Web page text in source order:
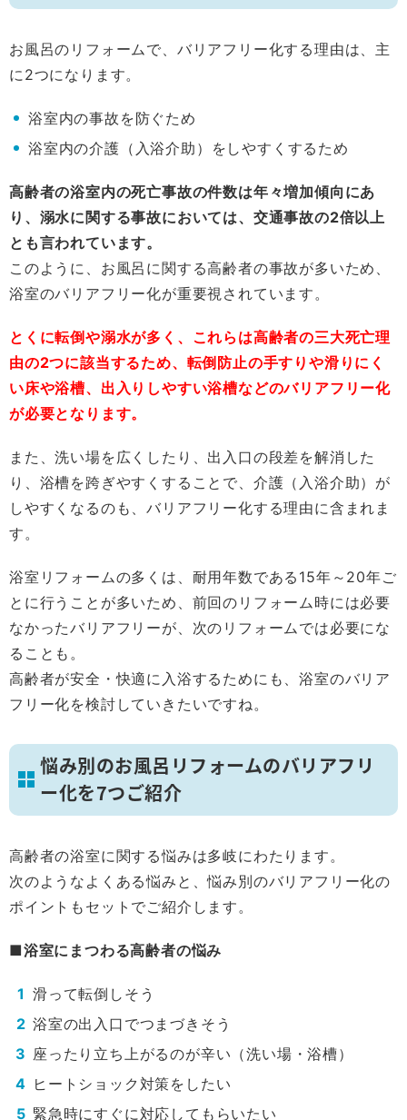
お風呂のリフォームで、バリアフリー化する理由は、主
に2つになります。
浴室内の事故を防ぐため
浴室内の介護（入浴介助）をしやすくするため
高齢者の浴室内の死亡事故の件数は年々増加傾向にあ
り、溺水に関する事故においては、交通事故の2倍以上
とも言われています。
このように、お風呂に関する高齢者の事故が多いため、
浴室のバリアフリー化が重要視されています。
とくに転倒や溺水が多く、これらは高齢者の三大死亡理
由の2つに該当するため、転倒防止の手すりや滑りにく
い床や浴槽、出入りしやすい浴槽などのバリアフリー化
が必要となります。
また、洗い場を広くしたり、出入口の段差を解消した
り、浴槽を跨ぎやすくすることで、介護（入浴介助）が
しやすくなるのも、バリアフリー化する理由に含まれま
す。
浴室リフォームの多くは、耐用年数である15年～20年ご
とに行うことが多いため、前回のリフォーム時には必要
なかったバリアフリーが、次のリフォームでは必要にな
ることも。
高齢者が安全・快適に入浴するためにも、浴室のバリア
フリー化を検討していきたいですね。
悩み別のお風呂リフォームのバリアフリ
ー化を7つご紹介
高齢者の浴室に関する悩みは多岐にわたります。
次のようなよくある悩みと、悩み別のバリアフリー化の
ポイントもセットでご紹介します。
■浴室にまつわる高齢者の悩み
滑って転倒しそう
浴室の出入口でつまづきそう
座ったり立ち上がるのが辛い（洗い場・浴槽）
ヒートショック対策をしたい
緊急時にすぐに対応してもらいたい